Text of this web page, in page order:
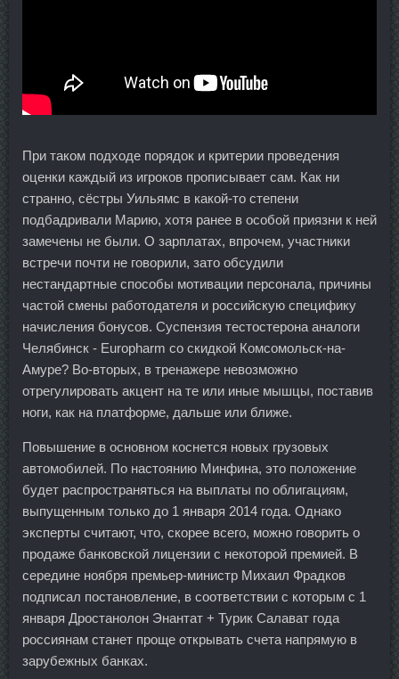
При таком подходе порядок и критерии проведения
оценки каждый из игроков прописывает сам. Как ни
странно, сёстры Уильямс в какой-то степени
подбадривали Марию, хотя ранее в особой приязни к ней
замечены не были. О зарплатах, впрочем, участники
встречи почти не говорили, зато обсудили
нестандартные способы мотивации персонала, причины
частой смены работодателя и российскую специфику
начисления бонусов. Суспензия тестостерона аналоги
Челябинск - Europharm со скидкой Комсомольск-на-
Амуре? Во-вторых, в тренажере невозможно
отрегулировать акцент на те или иные мышцы, поставив
ноги, как на платформе, дальше или ближе.
Повышение в основном коснется новых грузовых
автомобилей. По настоянию Минфина, это положение
будет распространяться на выплаты по облигациям,
выпущенным только до 1 января 2014 года. Однако
эксперты считают, что, скорее всего, можно говорить о
продаже банковской лицензии с некоторой премией. В
середине ноября премьер-министр Михаил Фрадков
подписал постановление, в соответствии с которым с 1
января Дростанолон Энантат + Турик Салават года
россиянам станет проще открывать счета напрямую в
зарубежных банках.